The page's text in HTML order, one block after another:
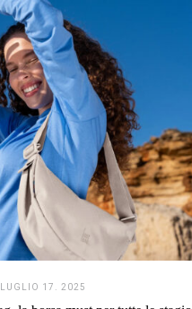
LUGLIO 17. 2025